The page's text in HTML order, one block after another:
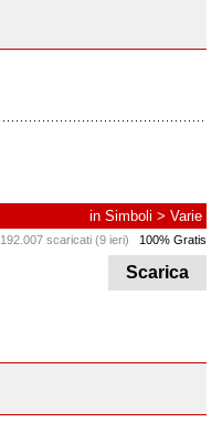
in Simboli > Varie
192.007 scaricati (9 ieri) 100% Gratis
Scarica